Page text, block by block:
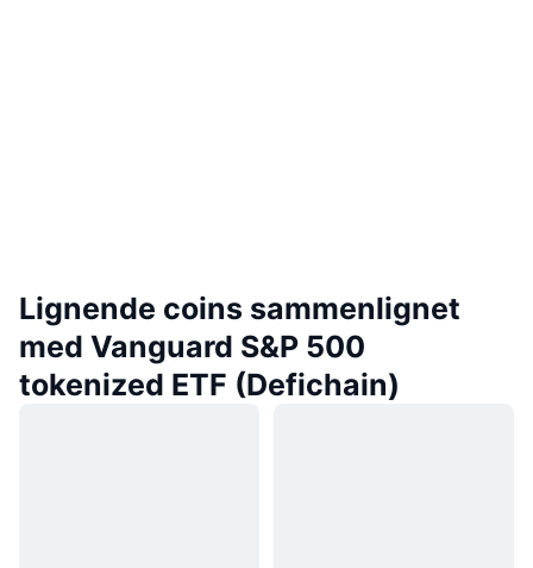
Lignende coins sammenlignet
med Vanguard S&P 500
tokenized ETF (Defichain)